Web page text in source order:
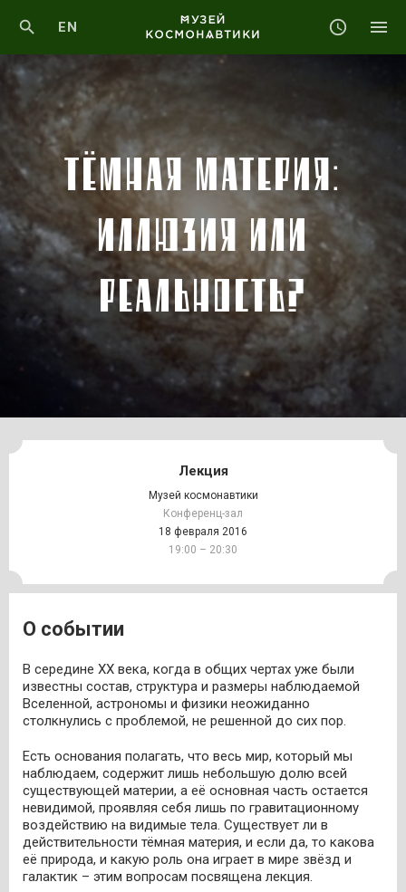
EN
ТЁМНАЯ МАТЕРИЯ:
ИЛЛЮЗИЯ ИЛИ
РЕАЛЬНОСТЬ?
Лекция
Музей космонавтики
Конференц-зал
18 февраля 2016
19:00 – 20:30
О событии
В середине ХХ века, когда в общих чертах уже были
известны состав, структура и размеры наблюдаемой
Вселенной, астрономы и физики неожиданно
столкнулись с проблемой, не решенной до сих пор.
Есть основания полагать, что весь мир, который мы
наблюдаем, содержит лишь небольшую долю всей
существующей материи, а её основная часть остается
невидимой, проявляя себя лишь по гравитационному
воздействию на видимые тела. Существует ли в
действительности тёмная материя, и если да, то какова
её природа, и какую роль она играет в мире звёзд и
галактик – этим вопросам посвящена лекция.